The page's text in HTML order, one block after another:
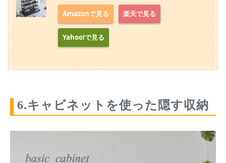
Amazonで見る 楽天で見る
Yahoo!で見る
6.キャビネットを使った隠す収納